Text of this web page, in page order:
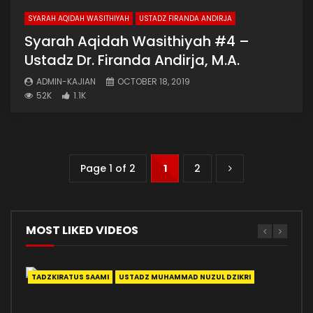
SYARAH AQIDAH WASITHIYAH USTADZ FIRANDA ANDIRJA
Syarah Aqidah Wasithiyah #4 –
Ustadz Dr. Firanda Andirja, M.A.
ADMIN-KAJIAN
OCTOBER 18, 2019
52K
1.1K
Page 1 of 2 1 2
MOST LIKED VIDEOS
TADZKIRATUS SAAMI USTADZ MUHAMMAD NUZUL DZIKRI
ADAB AKHLAK YAZID JAWAS
MANHAJ MENUNTUT ILMU SOFYAN BASWEDAN
AKHLAK FIRANDA ANDIRJA SURGA
AKHLAK